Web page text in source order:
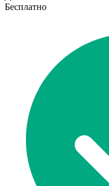
Бесплатно